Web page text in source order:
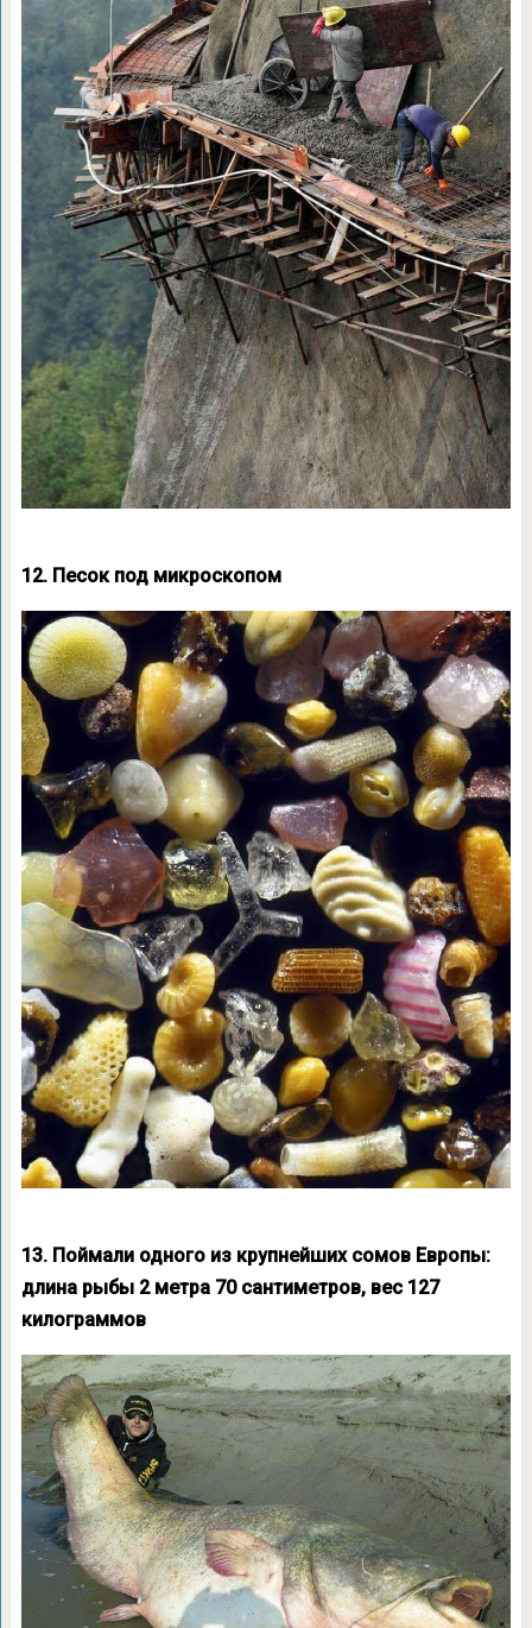
12. Песок под микроскопом
13. Поймали одного из крупнейших сомов Европы:
длина рыбы 2 метра 70 сантиметров, вес 127
килограммов